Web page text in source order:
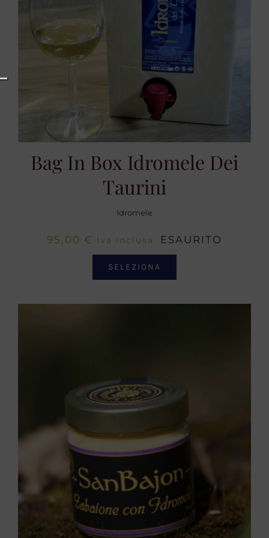
Bag In Box Idromele Dei
Taurini
Idromele
95,00 € Iva Inclusa ESAURITO
SELEZIONA